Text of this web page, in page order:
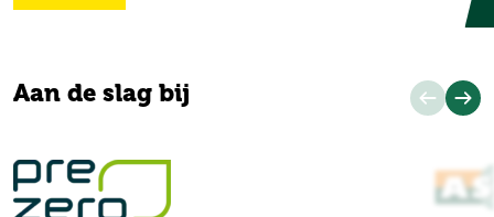
Aan de slag bij